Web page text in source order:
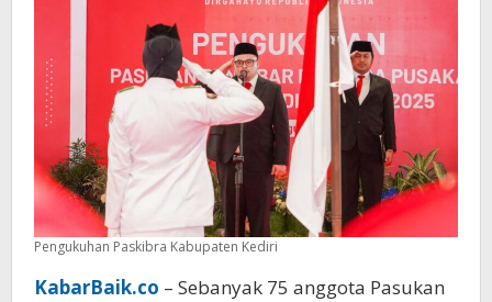
Pengukuhan Paskibra Kabupaten Kediri
KabarBaik.co – Sebanyak 75 anggota Pasukan